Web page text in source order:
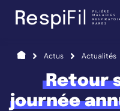
Respi Fi FILIÈRE
MALADIES
RARES
AccueilActus Actualités
Retour
journée